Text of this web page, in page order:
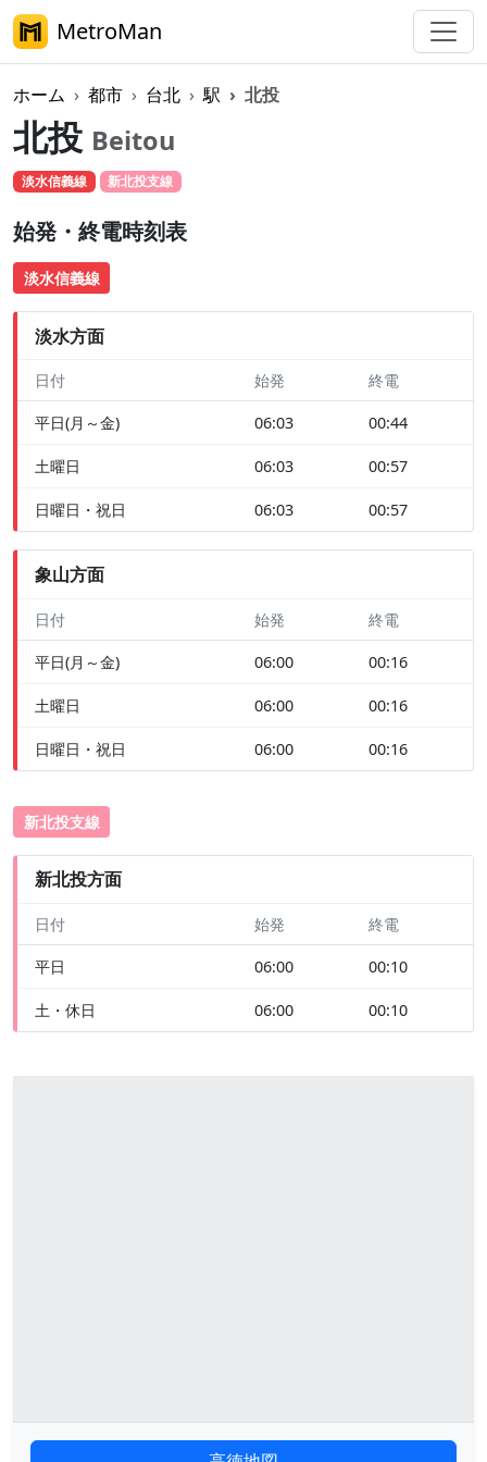
MetroMan
ホーム 都市 台北 駅 北投
北投 Beitou
淡水信義線 新北投支線
始発・終電時刻表
淡水信義線
淡水方面
日付 始発 終電
平日(月～金) 06:03 00:44
土曜日 06:03 00:57
日曜日・祝日 06:03 00:57
象山方面
日付 始発 終電
平日(月～金) 06:00 00:16
土曜日 06:00 00:16
日曜日・祝日 06:00 00:16
新北投支線
新北投方面
日付 始発 終電
平日 06:00 00:10
土・休日 06:00 00:10